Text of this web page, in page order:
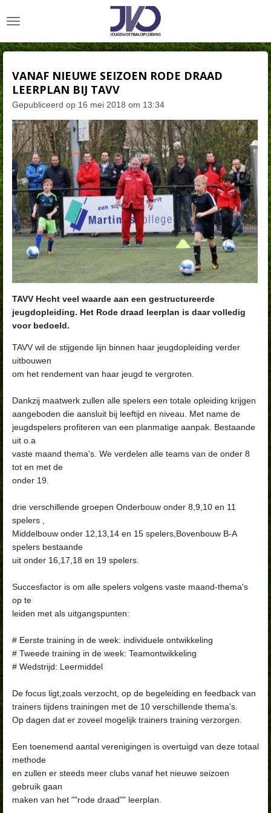
direct
de
VANAF NIEUWE SEIZOEN RODE DRAAD
LEERPLAN BIJ TAVV
Gepubliceerd op 16 mei 2018 om 13:34
TAVV Hecht veel waarde aan een gestructureerde
jeugdopleiding. Het Rode draad leerplan is daar volledig
voor bedoeld.
TAVV wil de stijgende lijn binnen haar jeugdopleiding verder
uitbouwen
om het rendement van haar jeugd te vergroten.
Dankzij maatwerk zullen alle spelers een totale opleiding krijgen
aangeboden die aansluit bij leeftijd en niveau. Met name de
jeugdspelers profiteren van een planmatige aanpak. Bestaande
uit o.a
vaste maand thema's. We verdelen alle teams van de onder 8
tot en met de
onder 19.
drie verschillende groepen Onderbouw onder 8,9,10 en 11
spelers ,
Middelbouw onder 12,13,14 en 15 spelers,Bovenbouw B-A
spelers bestaande
uit onder 16,17,18 en 19 spelers.
Succesfactor is om alle spelers volgens vaste maand-thema's
op te
leiden met als uitgangspunten:
# Eerste training in de week: individuele ontwikkeling
# Tweede training in de week: Teamontwikkeling
# Wedstrijd: Leermiddel
De focus ligt,zoals verzocht, op de begeleiding en feedback van
trainers tijdens trainingen met de 10 verschillende thema's.
Op dagen dat er zoveel mogelijk trainers training verzorgen.
Een toenemend aantal verenigingen is overtuigd van deze totaal
methode
en zullen er steeds meer clubs vanaf het nieuwe seizoen
gebruik gaan
maken van het ""rode draad"" leerplan.